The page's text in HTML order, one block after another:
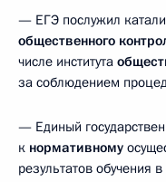
— ЕГЭ послужил
общественного
числе института
за соблюдением
— Единый
к нормативному
результатов обучения в